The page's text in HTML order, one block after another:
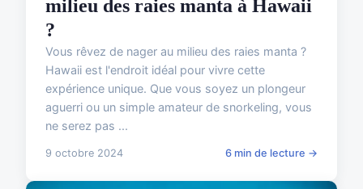
milieu des raies manta à Hawaii
?
Vous rêvez de nager au milieu des raies manta ?
Hawaii est l'endroit idéal pour vivre cette
expérience unique. Que vous soyez un plongeur
aguerri ou un simple amateur de snorkeling, vous
ne serez pas ...
9 octobre 2024 6 min de lecture →